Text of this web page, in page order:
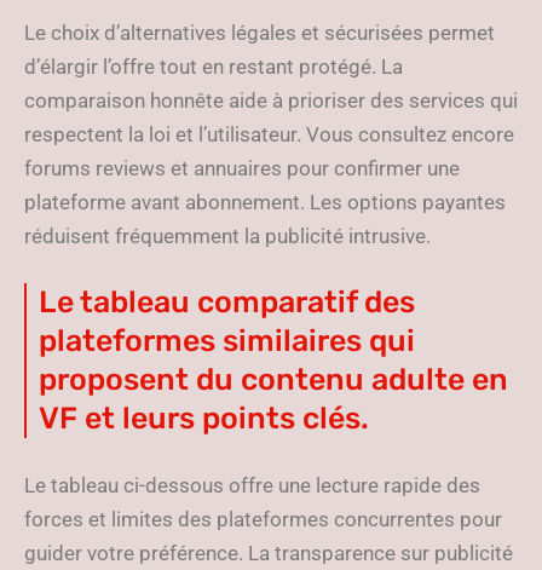
Le choix d’alternatives légales et sécurisées permet
d’élargir l’offre tout en restant protégé. La
comparaison honnête aide à prioriser des services qui
respectent la loi et l’utilisateur. Vous consultez encore
forums reviews et annuaires pour confirmer une
plateforme avant abonnement. Les options payantes
réduisent fréquemment la publicité intrusive.
Le tableau comparatif des
plateformes similaires qui
proposent du contenu adulte en
VF et leurs points clés.
Le tableau ci-dessous offre une lecture rapide des
forces et limites des plateformes concurrentes pour
guider votre préférence. La transparence sur publicité